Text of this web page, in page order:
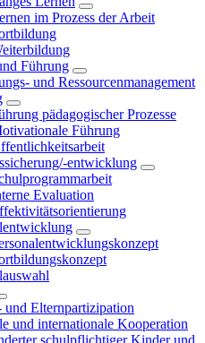
im Prozess der Arbeit
Führung
und Ressourcenmanagement
pädagogischer Prozesse
Führung
entwicklung
Evaluation
und Elternpartizipation
und internationale Kooperation
schulpflichtiger Kinder und